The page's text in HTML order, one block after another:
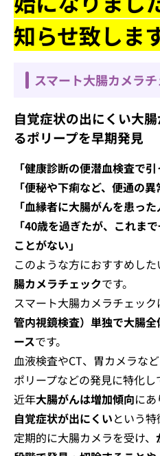
知らせ致します
スマート大腸カメラ
自覚症状の出にくい大
るポリープを早期発見
「健康診断の便潜血検査で
「便秘や下痢など、便通の異
「血縁者に大腸がんを患った
「40歳を過ぎたが、これま
ことがない」
このような方におすすめした
腸カメラチェックです。
スマート大腸カメラチェック
管内視鏡検査）単独で大腸
ースです。
血液検査やCT、胃カメラな
ポリープなどの発見に特化し
近年大腸がんは増加傾向にあ
自覚症状が出にくいという特
定期的に大腸カメラを受け、